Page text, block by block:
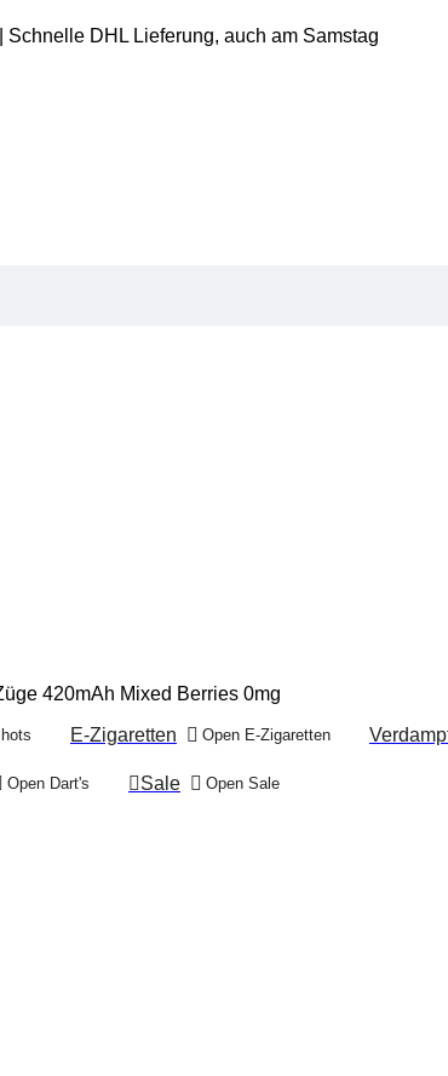
DHL Lieferung, auch am Samstag
420mAh Mixed Berries 0mg
E-Zigaretten Open E-Zigaretten
Open Dart's Sale Open Sale